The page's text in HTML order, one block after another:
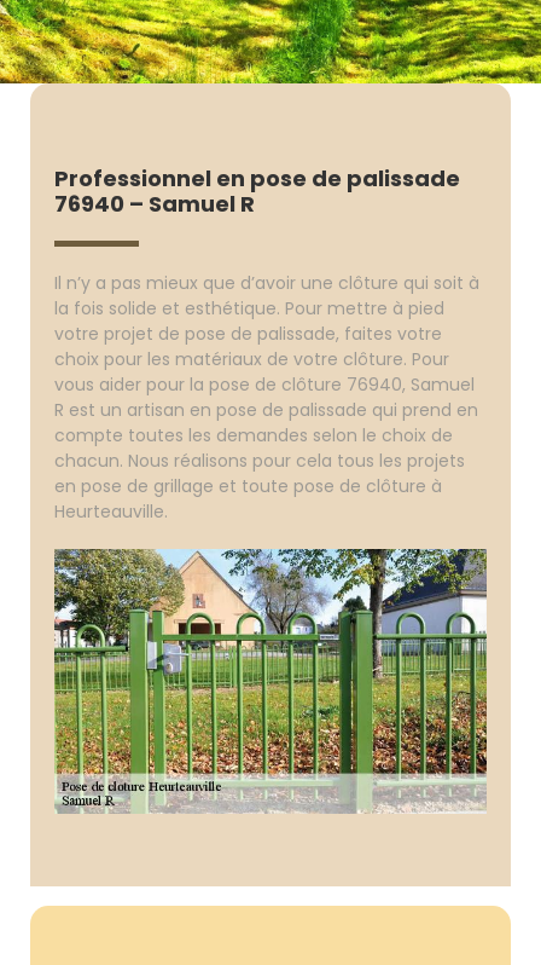
Professionnel en pose de palissade
76940 – Samuel R
Il n’y a pas mieux que d’avoir une clôture qui soit à
la fois solide et esthétique. Pour mettre à pied
votre projet de pose de palissade, faites votre
choix pour les matériaux de votre clôture. Pour
vous aider pour la pose de clôture 76940, Samuel
R est un artisan en pose de palissade qui prend en
compte toutes les demandes selon le choix de
chacun. Nous réalisons pour cela tous les projets
en pose de grillage et toute pose de clôture à
Heurteauville.